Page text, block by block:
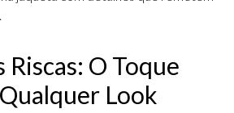
Riscas: O Toque
Look